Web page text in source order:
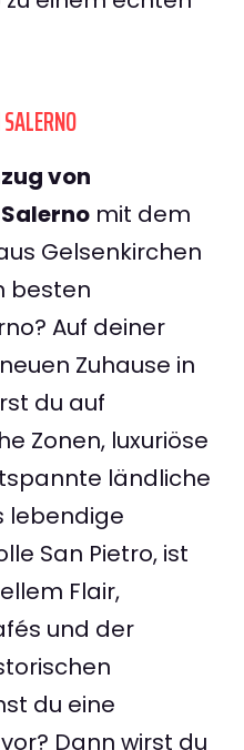
von
mit dem
Gelsenkirchen
besten
Auf deiner
Zuhause in
du auf
Zonen, luxuriöse
ländliche
lebendige
San Pietro, ist
Flair,
und der
du eine
Dann wirst du